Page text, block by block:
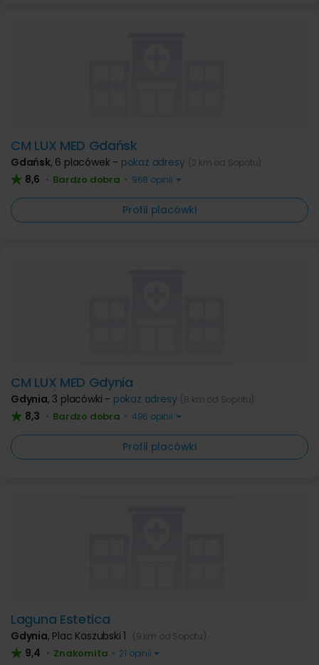
CM LUX MED Gdańsk
Gdańsk, 6 placówek - pokaż adresy (2 km od Sopotu)
8,6 • Bardzo dobra • 968 opinii
Profil placówki
CM LUX MED Gdynia
Gdynia,3 placówki - pokaż adresy (8 km od Sopotu)
8,3 • Bardzo dobra • 496 opinii
Profil placówki
Laguna Estetica
Gdynia, Plac Kaszubski 1 (9 km od Sopotu)
9,4 • Znakomita • 21 opinii